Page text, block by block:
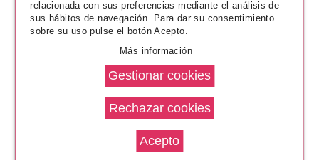
ESSENCE
ESSENCE POSITIVE VIBES
relacionada con sus preferencias mediante el análisis de
sus hábitos de navegación. Para dar su consentimiento
sobre su uso pulse el botón Acepto.
Más información